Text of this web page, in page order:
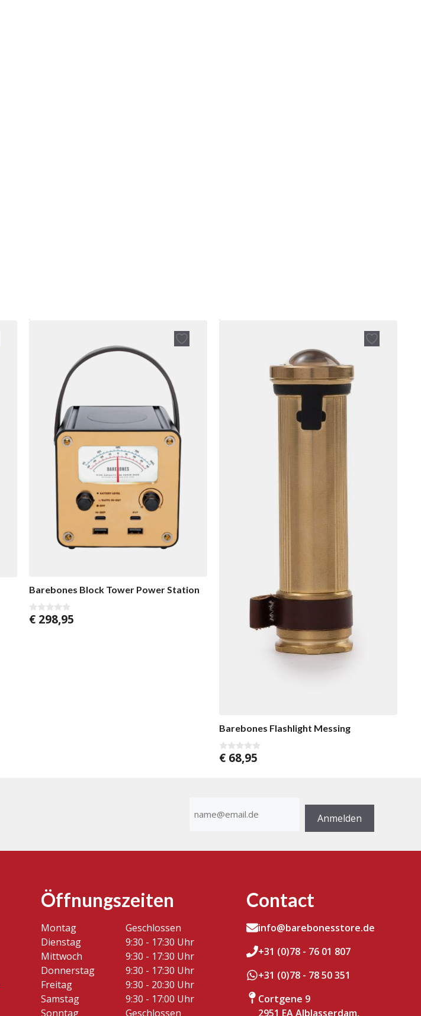
Barebones Block Tower Power Station
0
v
€ 298,95
Barebones Flashlight Messing
0
v
€ 68,95
Mail-
Anmelden
Öffnungszeiten
Montag
Geschlossen
Dienstag
9:30 - 17:30 Uhr
Mittwoch
9:30 - 17:30 Uhr
Donnerstag
9:30 - 17:30 Uhr
Freitag
9:30 - 20:30 Uhr
Samstag
9:30 - 17:00 Uhr
Sonntag
Geschlossen
Contact
info@barebonesstore.de
+31 (0)78 - 76 01 807
+31 (0)78 - 78 50 351
Cortgene 9
2951 EA Alblasserdam,